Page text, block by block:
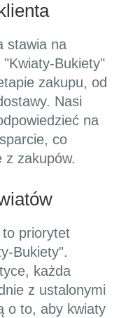
stawia na
"Kwiaty-Bukiety"
zakupu, od
Nasi
na
co
z zakupów.
to priorytet
Bukiety".
każda
z ustalonymi
o to, aby kwiaty